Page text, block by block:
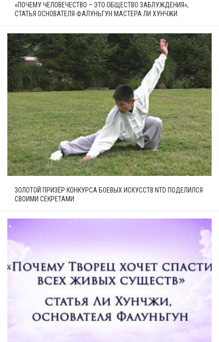
«ПОЧЕМУ ЧЕЛОВЕЧЕСТВО – ЭТО ОБЩЕСТВО ЗАБЛУЖДЕНИЯ»,
СТАТЬЯ ОСНОВАТЕЛЯ ФАЛУНЬГУН МАСТЕРА ЛИ ХУНЧЖИ
ЗОЛОТОЙ ПРИЗЁР КОНКУРСА БОЕВЫХ ИСКУССТВ NTD ПОДЕЛИЛСЯ
СВОИМИ СЕКРЕТАМИ